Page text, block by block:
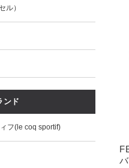
ル）
ンド
フ(le coq sportif)